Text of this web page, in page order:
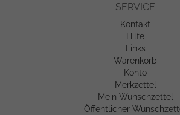
SERVICE
Kontakt
Hilfe
Links
Warenkorb
Konto
Merkzettel
Mein Wunschzettel
Öffentlicher